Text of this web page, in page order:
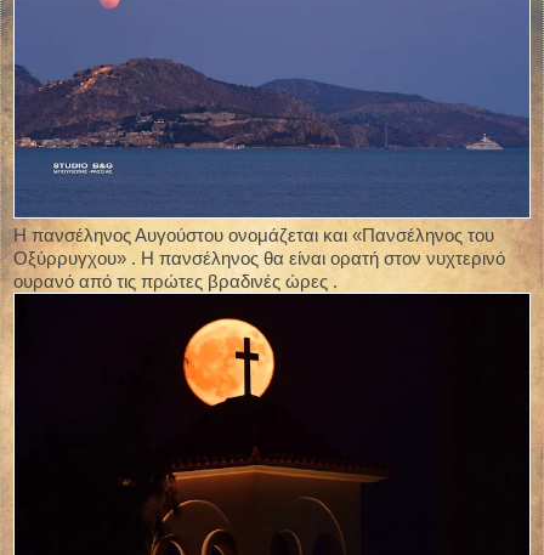
Η πανσέληνος Αυγούστου ονομάζεται και «Πανσέληνος του
Οξύρρυγχου» . Η πανσέληνος θα είναι ορατή στον νυχτερινό
ουρανό από τις πρώτες βραδινές ώρες .